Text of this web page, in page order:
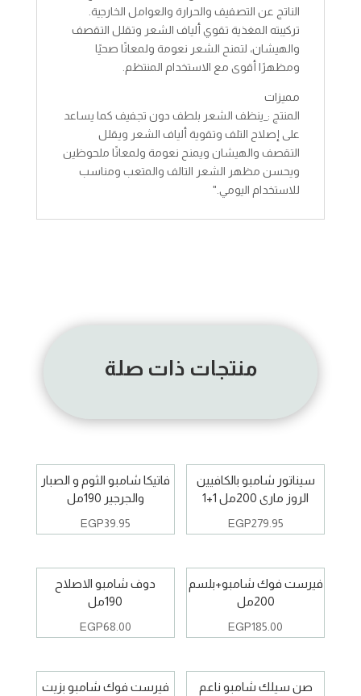
الناتج عن التصفيف والحرارة والعوامل الخارجية.
تركيبته المغذية تقوي ألياف الشعر وتقلل التقصف
والهيشان، لتمنح الشعر نعومة ولمعانًا صحيًا
ومظهرًا أقوى مع الاستخدام المنتظم.
مميزات
المنتج :_ينظف الشعر بلطف دون تجفيف كما يساعد
على إصلاح التلف وتقوية ألياف الشعر ويقلل
التقصف والهيشان ويمنح نعومة ولمعانًا ملحوظين
ويحسن مظهر الشعر التالف والمتعب ومناسب
للاستخدام اليومي."
منتجات ذات صلة
سيناتور شامبو بالكافيين
الروز مارى 200مل 1+1
EGP279.95
فاتيكا شامبو الثوم و الصبار
والجرجير 190مل
EGP39.95
فيرست فوك شامبو+بلسم
200مل
EGP185.00
دوف شامبو الاصلاح
190مل
EGP68.00
صن سيلك شامبو ناعم
فيرست فوك شامبو بزيت